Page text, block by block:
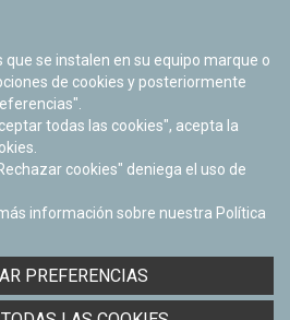
Temporalmente
Twitter
Youtube
Flickr
Política de privacidad y Aviso legal
que se instalen en su equipo marque o
de cookies y posteriormente
todas las cookies", acepta la
cookies" deniega el uso de
información sobre nuestra Política
PREFERENCIAS